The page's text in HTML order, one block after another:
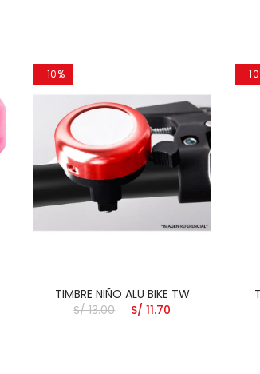
-10%
TIMBRE NIÑO ALU BIKE TW
S/ 13.00
S/ 11.70
-